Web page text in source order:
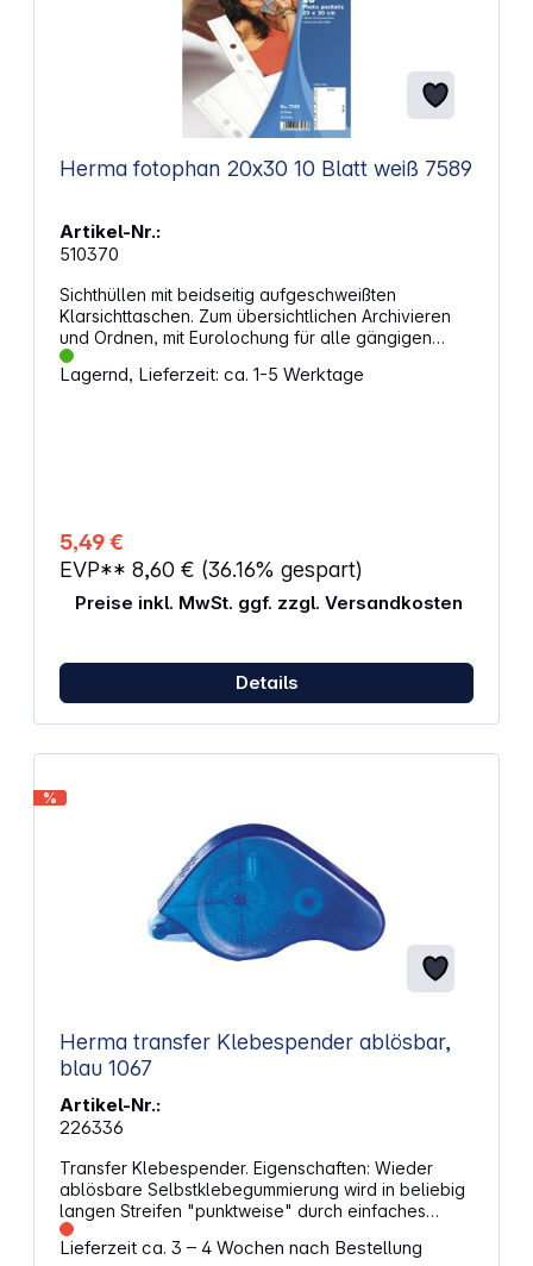
Herma fotophan 20x30 10 Blatt weiß 7589
Artikel-Nr.:
510370
Sichthüllen mit beidseitig aufgeschweißten
Klarsichttaschen. Zum übersichtlichen Archivieren
und Ordnen, mit Eurolochung für alle gängigen
Ordner und Ringbücher. Aus fotofreundlicher,
absolut weichmacherfreier Polypropylen-Folie.
Lagernd, Lieferzeit: ca. 1-5 Werktage
5,49 €
EVP** 8,60 € (36.16% gespart)
Preise inkl. MwSt. ggf. zzgl. Versandkosten
Details
%
Herma transfer Klebespender ablösbar,
blau 1067
Artikel-Nr.:
226336
Transfer Klebespender. Eigenschaften: Wieder
ablösbare Selbstklebegummierung wird in beliebig
langen Streifen "punktweise" durch einfaches
Abrollen der 15 Meter langen Rolle übertragen,
gerade oder in Kontur. Geeignet zum wieder
Lieferzeit ca. 3 – 4 Wochen nach Bestellung